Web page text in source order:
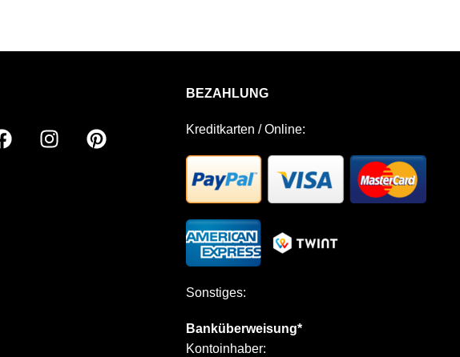
BEZAHLUNG
Kreditkarten / Online:
Sonstiges:
Banküberweisung*
Kontoinhaber: